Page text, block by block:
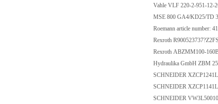
Vahle VLF 220-2-951-
MSE 800 GA4/
Roemann article
Rexroth
Rexroth ABZMM100-
Hydraulika GmbH
SCHNEIDER
SCHNEIDER
SCHNEIDER